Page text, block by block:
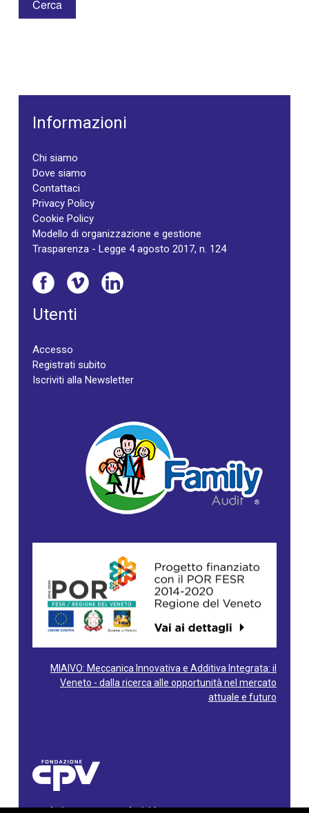
Informazioni
Chi siamo
Dove siamo
Contattaci
Privacy Policy
Cookie Policy
Modello di organizzazione e gestione
Trasparenza - Legge 4 agosto 2017, n. 124
Utenti
Accesso
Registrati subito
Iscriviti alla Newsletter
MIAIVO: Meccanica Innovativa e Additiva Integrata: il
Veneto - dalla ricerca alle opportunità nel mercato
attuale e futuro